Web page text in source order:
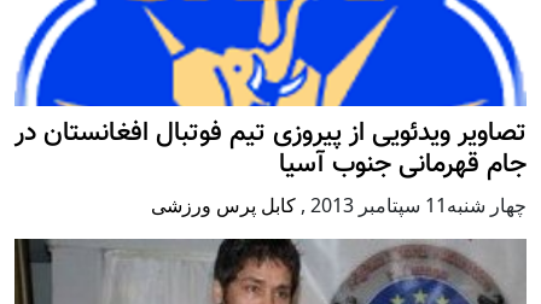
تصاویر ویدئویی از پیروزی تیم فوتبال افغانستان در
جام قهرمانی جنوب آسیا
چهار شنبه11 سپتامبر 2013 , کابل پرس ورزشی